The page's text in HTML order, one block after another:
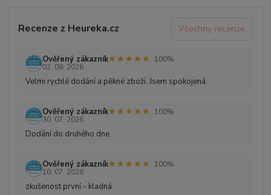
Recenze z Heureka.cz Všechny recenze
Ověřený zákazník★★★★★
★★★★★
100%
02. 08. 2026
Velmi rychlé dodání a pěkné zboží. Jsem spokojená.
Ověřený zákazník★★★★★
★★★★★
100%
30. 07. 2026
Dodání do druhého dne.
Ověřený zákazník★★★★★
★★★★★
100%
10. 07. 2026
zkušenost první - kladná